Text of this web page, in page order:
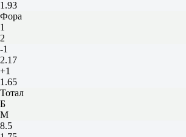
1.93
Фора
1
2
-1
2.17
+1
1.65
Тотал
Б
М
8.5